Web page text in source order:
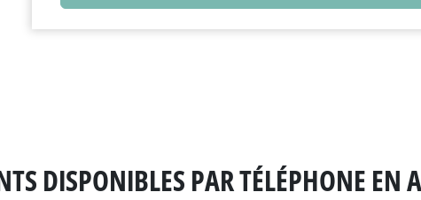
DISPONIBLES PAR TÉLÉPHONE EN